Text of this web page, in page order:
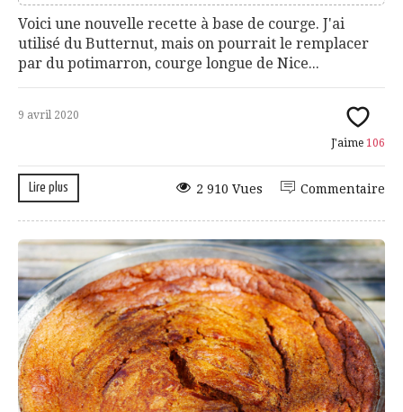
Voici une nouvelle recette à base de courge. J'ai
utilisé du Butternut, mais on pourrait le remplacer
par du potimarron, courge longue de Nice...
9 avril 2020
J'aime 106
Lire plus Commentaire
2 910 Vues